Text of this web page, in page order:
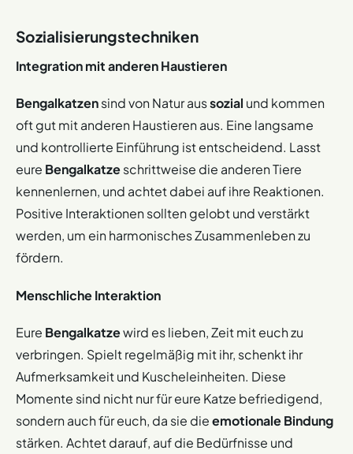
Sozialisierungstechniken
Integration mit anderen Haustieren
Bengalkatzensind von Natur aussozial und kommen
oft gut mit anderen Haustieren aus. Eine langsame
und kontrollierte Einführung ist entscheidend. Lasst
eure Bengalkatzeschrittweise die anderen Tiere
kennenlernen, und achtet dabei auf ihre Reaktionen.
Positive Interaktionen sollten gelobt und verstärkt
werden, um ein harmonisches Zusammenleben zu
fördern.
Menschliche Interaktion
Eure Bengalkatzewird es lieben, Zeit mit euch zu
verbringen. Spielt regelmäßig mit ihr, schenkt ihr
Aufmerksamkeit und Kuscheleinheiten. Diese
Momente sind nicht nur für eure Katze befriedigend,
sondern auch für euch, da sie dieemotionale Bindung
stärken. Achtet darauf, auf die Bedürfnisse und